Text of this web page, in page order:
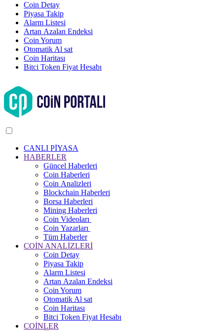
Coin Detay
Piyasa Takip
Alarm Listesi
Artan Azalan Endeksi
Coin Yorum
Otomatik Al sat
Coin Haritası
Bitci Token Fiyat Hesabı
CANLI PİYASA
HABERLER
Güncel Haberleri
Coin Haberleri
Coin Analizleri
Blockchain Haberleri
Borsa Haberleri
Mining Haberleri
Coin Videoları
Coin Yazarları
Tüm Haberler
COİN ANALİZLERİ
Coin Detay
Piyasa Takip
Alarm Listesi
Artan Azalan Endeksi
Coin Yorum
Otomatik Al sat
Coin Haritası
Bitci Token Fiyat Hesabı
COİNLER